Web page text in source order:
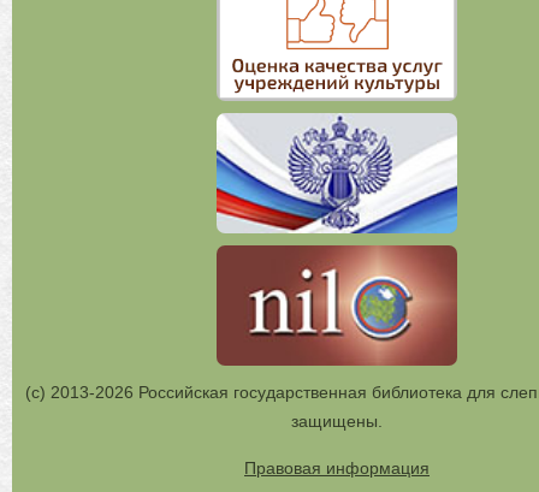
(с) 2013-2026 Российская государственная библиотека для
защищены.
Правовая информация